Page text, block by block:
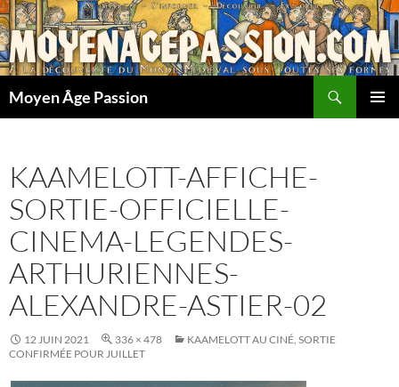
Aller
au
contenu
Moyen Âge Passion
KAAMELOTT-AFFICHE-
SORTIE-OFFICIELLE-
CINEMA-LEGENDES-
ARTHURIENNES-
ALEXANDRE-ASTIER-02
12 JUIN 2021 336 × 478
KAAMELOTT AU CINÉ, SORTIE
CONFIRMÉE POUR JUILLET